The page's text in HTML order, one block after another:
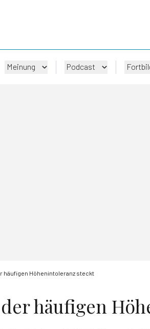
Meinung Podcast
häufigen Höhenintoleranz steckt
häufigen